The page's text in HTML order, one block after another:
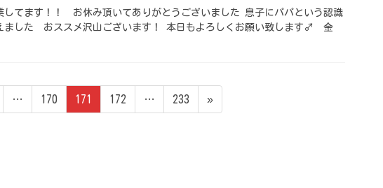
してます！！ ⁡ お休み頂いてありがとうございました 息子にパパという認識
ました ⁡ おススメ沢山ございます！ 本日もよろしくお願い致します‍♂️ ⁡ 金
…
ペ
ー
170
ペ
ー
171
ペ
ー
172 …
ペ
ー
233 »